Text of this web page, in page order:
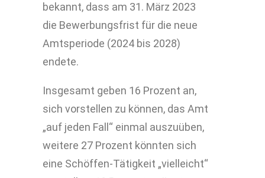
bekannt, dass am 31. März 2023
die Bewerbungsfrist für die neue
Amtsperiode (2024 bis 2028)
endete.
Insgesamt geben 16 Prozent an,
sich vorstellen zu können, das Amt
„auf jeden Fall“ einmal auszuüben,
weitere 27 Prozent könnten sich
eine Schöffen-Tätigkeit „vielleicht“